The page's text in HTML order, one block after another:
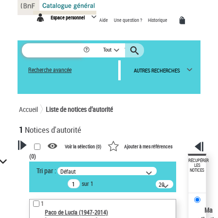
Espace personnel Aide Une question ? Historique
Tout
Recherche avancée AUTRES RECHERCHES
Accueil Liste de notices d’autorité
1 Notices d'autorité
VOTRE RECHERCHE
Recherche avancée dans les
notices d’autorité
Œuvres liées à l'auteur :
Paco de Lucía (1947-2014)
Voir la sélection (0) Ajouter à mes références
(0)
Tri par : Défaut
sur 1
20
résultats/page
1
Paco de Lucía (1947-2014)
RÉCUPÉRER
LES
NOTICES
Ma
Panneau de gestion des cookies